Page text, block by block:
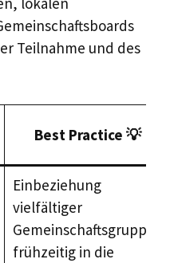
Teilnahme und des
Best Practice 💡
Einbeziehung
vielfältiger
Gemeinschaftsgruppen
frühzeitig in die